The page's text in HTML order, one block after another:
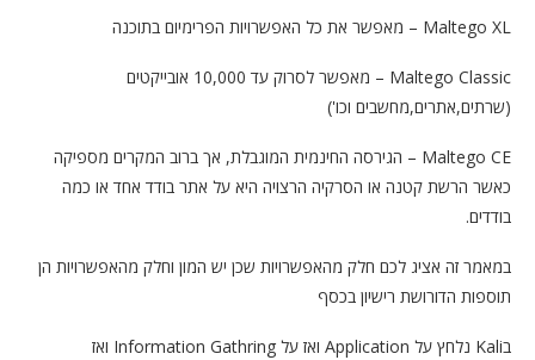
Maltego XL – מאפשר את כל האפשרויות הפרימיום בתוכנה
Maltego Classic – מאפשר לסרוק עד 10,000 אובייקטים
(שרתים,אתרים,מחשבים וכו')
Maltego CE – הגירסה החינמית המוגבלת, אך ברוב המקרים מספיקה
כאשר הרשת קטנה או הסרקיה הרצויה היא על אתר בודד אחד או כמה
בודדים.
במאמר זה אציג לכם חלק מהאפשרויות שכן יש המון וחלק מהאפשרויות הן
תוספות הדורושת רישיון בכסף
בKali נלחץ על Application ואז על Information Gathring ואז